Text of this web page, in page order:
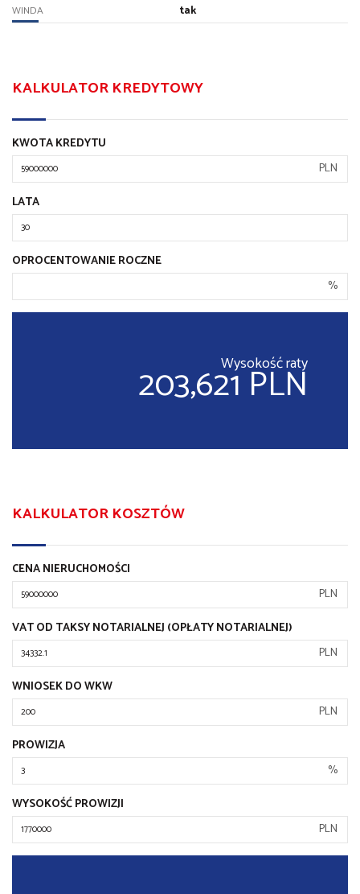
WINDA tak
KALKULATOR KREDYTOWY
KWOTA KREDYTU
PLN
LATA
OPROCENTOWANIE ROCZNE
%
Wysokość raty
203,621 PLN
KALKULATOR KOSZTÓW
CENA NIERUCHOMOŚCI
PLN
VAT OD TAKSY NOTARIALNEJ (OPŁATY NOTARIALNEJ)
PLN
WNIOSEK DO WKW
PLN
PROWIZJA
%
WYSOKOŚĆ PROWIZJI
PLN